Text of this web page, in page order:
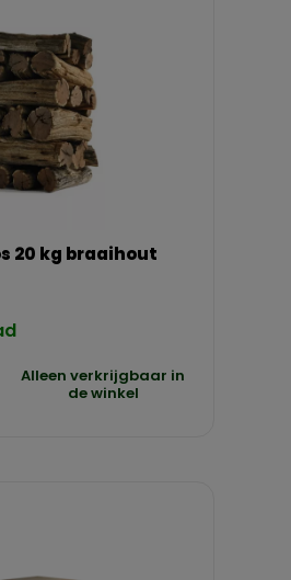
20 kg braaihout
Alleen verkrijgbaar in
de winkel